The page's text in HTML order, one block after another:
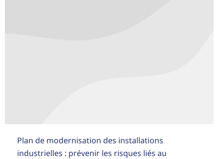
Plan de modernisation des installations
industrielles : prévenir les risques liés au